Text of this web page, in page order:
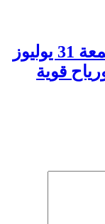
طقس مدن الصحراء اليوم الجمعة 31 يوليوز
قوية